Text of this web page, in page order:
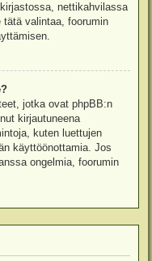
nettikahvilassa
valintaa, foorumin
jotka ovat phpBB:n
kirjautuneena
kuten luettujen
käyttöönottamia. Jos
ongelmia, foorumin